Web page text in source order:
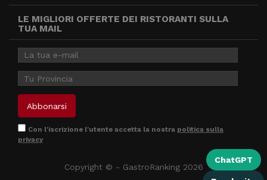
ChatGPT
LE MIGLIORI OFFERTE DEI RISTORANTI SULLA
TUA MAIL
Con l'iscrizione l'utente accetta la nostra politica sulla
privacy
Copyright © - GastroRanking 2026